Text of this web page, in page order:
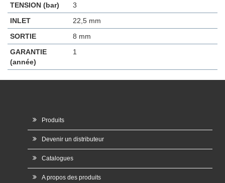
TENSION (bar)
3
INLET
22,5 mm
SORTIE
8 mm
GARANTIE
(année)
1
Produits
Devenir un distributeur
Catalogues
A propos des produits